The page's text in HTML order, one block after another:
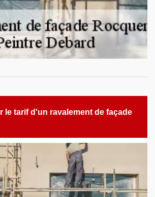
le tarif d'un ravalement de façade